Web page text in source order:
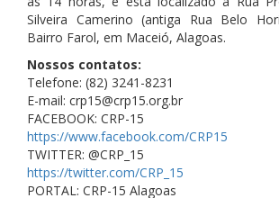
Silveira Camerino (antiga Rua Belo
Bairro Farol, em Maceió, Alagoas.
Nossos contatos:
Telefone: (82) 3241-8231
E-mail: crp15@crp15.org.br
FACEBOOK: CRP-15
https://www.facebook.com/CRP15
TWITTER: @CRP_15
https://twitter.com/CRP_15
PORTAL: CRP-15 Alagoas